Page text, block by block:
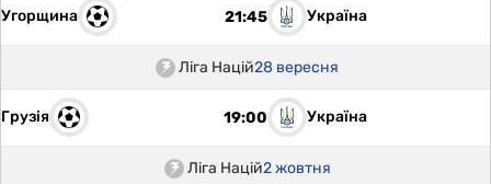
Угорщина 21:45 Україна
Ліга Націй28 вересня
Грузія 19:00 Україна
Ліга Націй2 жовтня